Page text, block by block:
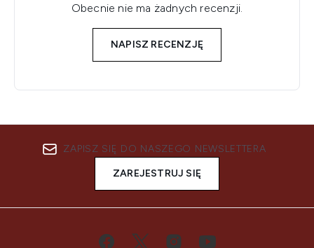
Obecnie nie ma żadnych recenzji.
NAPISZ RECENZJĘ
ZAPISZ SIĘ DO NASZEGO NEWSLETTERA
ZAREJESTRUJ SIĘ